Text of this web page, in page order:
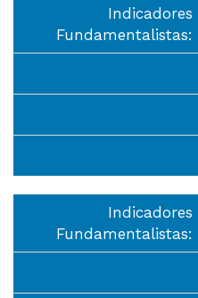
Indicadores
Fundamentalistas:
Indicadores
Fundamentalistas: